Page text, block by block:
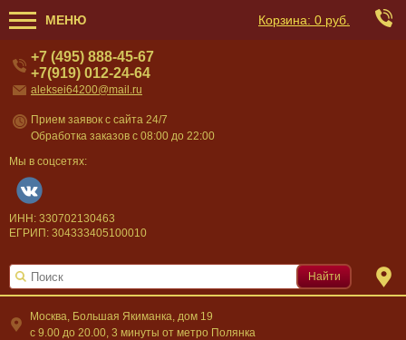
МЕНЮ Корзина: 0 руб.
Москва, Большая Якиманка, дом 19
c 9.00 до 20.00, 3 минуты от метро Полянка
+7 (495) 888-45-67
+7(919) 012-24-64
aleksei64200@mail.ru
Прием заявок с сайта 24/7
Обработка заказов с 08:00 до 22:00
Мы в соцсетях:
ИНН: 330702130463
ЕГРИП: 304333405100010
Найти